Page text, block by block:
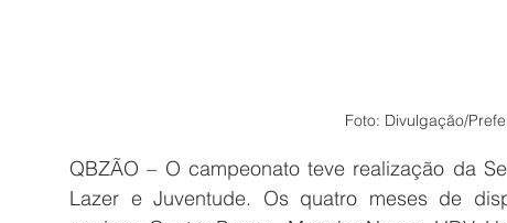
Foto: Divulgação/
QBZÃO – O campeonato teve realização da
Lazer e Juventude. Os quatro meses de